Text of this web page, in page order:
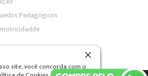
site, você concorda com o
Pedagógicos